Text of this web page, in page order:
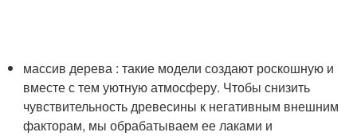
массив дерева : такие модели создают роскошную и
вместе с тем уютную атмосферу. Чтобы снизить
чувствительность древесины к негативным внешним
факторам, мы обрабатываем ее лаками и